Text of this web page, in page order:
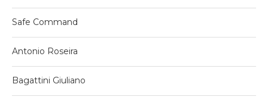
Safe Command
Antonio Roseira
Bagattini Giuliano